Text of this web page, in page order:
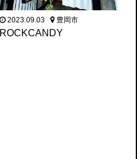
2023.09.03 豊岡市
ROCKCANDY